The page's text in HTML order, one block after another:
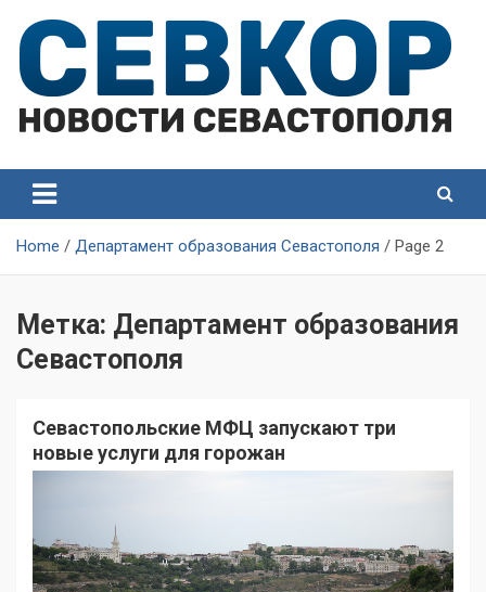
content
Севастополя
Севастополя
Home Департамент образования Севастополя Page 2
Метка: Департамент образования
Севастополя
Севастопольские МФЦ запускают три
новые услуги для горожан